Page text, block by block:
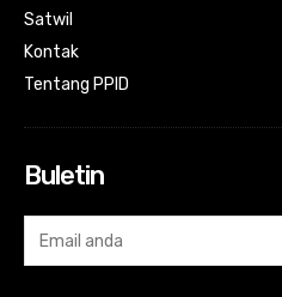
Satwil
Kontak
Tentang PPID
Buletin